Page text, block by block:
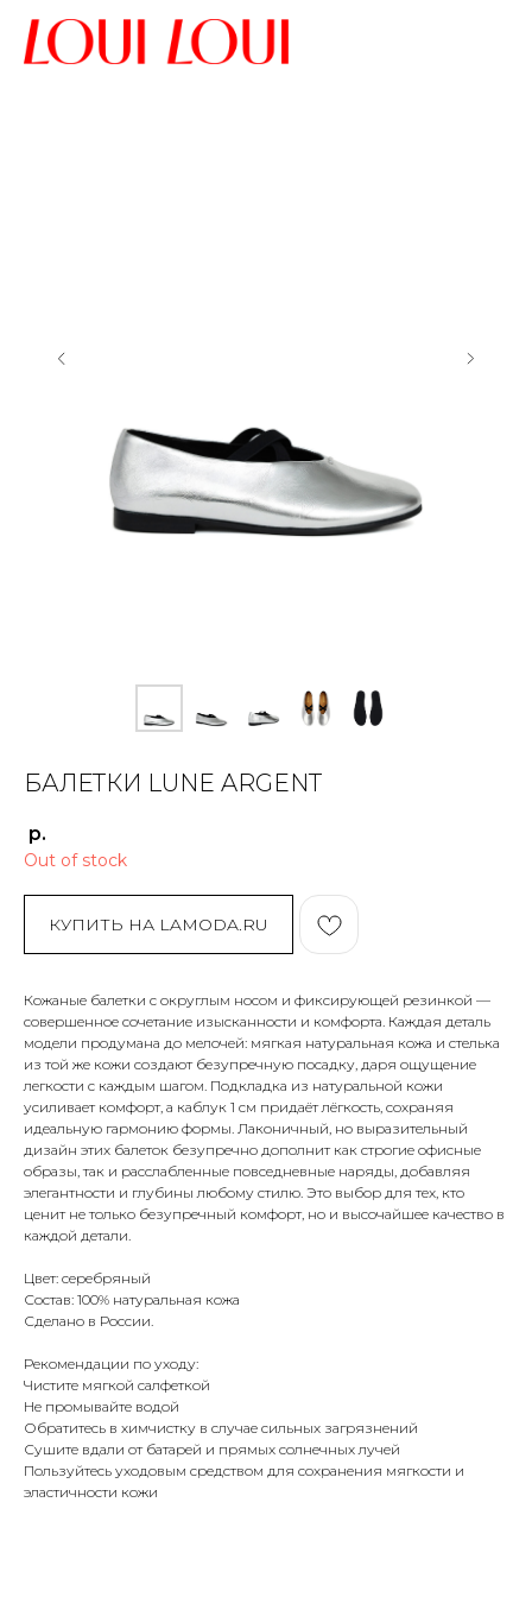
БАЛЕТКИ LUNE ARGENT
р.
Out of stock
КУПИТЬ НА LAMODA.RU
Кожаные балетки с округлым носом и фиксирующей резинкой —
совершенное сочетание изысканности и комфорта. Каждая деталь
модели продумана до мелочей: мягкая натуральная кожа и стелька
из той же кожи создают безупречную посадку, даря ощущение
легкости с каждым шагом. Подкладка из натуральной кожи
усиливает комфорт, а каблук 1 см придаёт лёгкость, сохраняя
идеальную гармонию формы. Лаконичный, но выразительный
дизайн этих балеток безупречно дополнит как строгие офисные
образы, так и расслабленные повседневные наряды, добавляя
элегантности и глубины любому стилю. Это выбор для тех, кто
ценит не только безупречный комфорт, но и высочайшее качество в
каждой детали.
Цвет: серебряный
Состав: 100% натуральная кожа
Сделано в России.
Рекомендации по уходу:
Чистите мягкой салфеткой
Не промывайте водой
Обратитесь в химчистку в случае сильных загрязнений
Сушите вдали от батарей и прямых солнечных лучей
Пользуйтесь уходовым средством для сохранения мягкости и
эластичности кожи